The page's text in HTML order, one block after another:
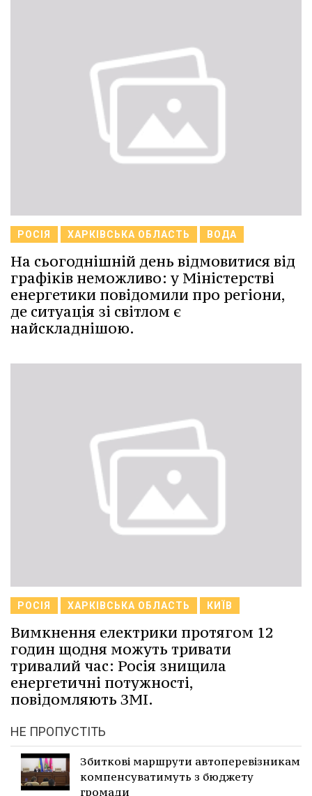
РОСІЯ ХАРКІВСЬКА ОБЛАСТЬ ВОДА
На сьогоднішній день відмовитися від
графіків неможливо: у Міністерстві
енергетики повідомили про регіони,
де ситуація зі світлом є
найскладнішою.
РОСІЯ ХАРКІВСЬКА ОБЛАСТЬ КИЇВ
Вимкнення електрики протягом 12
годин щодня можуть тривати
тривалий час: Росія знищила
енергетичні потужності,
повідомляють ЗМІ.
НЕ ПРОПУСТІТЬ
Збиткові маршрути автоперевізникам
компенсуватимуть з бюджету
громади